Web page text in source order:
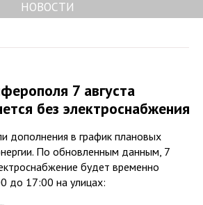
НОВОСТИ
7 августа
без электроснабжения
дополнения в график плановых
По обновленным данным, 7
будет временно
до 17:00 на улицах: